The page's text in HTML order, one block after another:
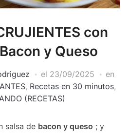
con
y Queso
el 23/09/2025
en
, Recetas en 30 minutos,
(RECETAS)
salsa de bacon y queso ; y